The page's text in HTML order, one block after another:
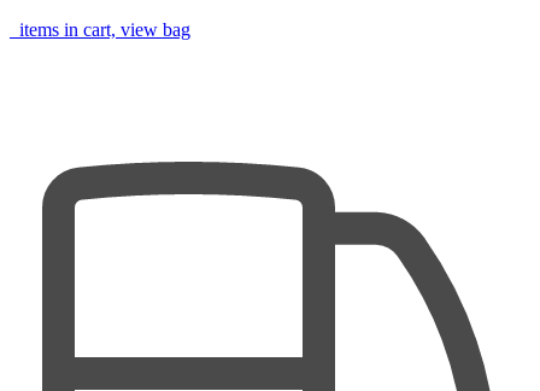
items in cart, view bag